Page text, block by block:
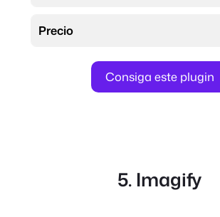
Precio
Consiga este plugin
5. Imagify